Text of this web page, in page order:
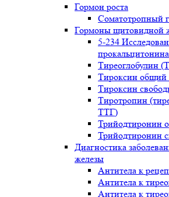
Гормон роста
Соматотропный
Гормоны щитовидной
5-234
Тиреоглобулин
Тироксин общий
Тироксин
Тиротропин
ТТГ)
Трийодтиронин
Трийодтиронин
Диагностика
железы
Антитела к
Антитела к
Антитела к